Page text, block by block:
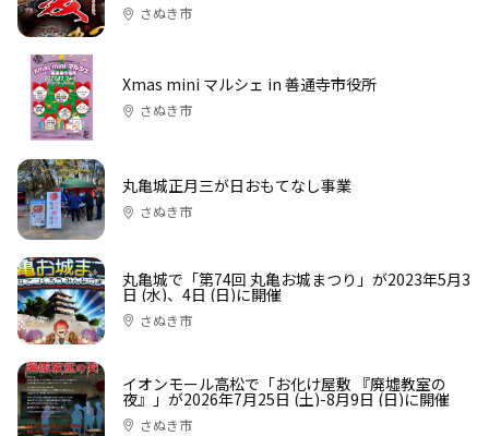
さぬき市
Xmas mini マルシェ in 善通寺市役所
さぬき市
丸亀城正月三が日おもてなし事業
さぬき市
丸亀城で「第74回 丸亀お城まつり」が2023年5月3
日 (水)、4日 (日)に開催
さぬき市
イオンモール高松で「お化け屋敷 『廃墟教室の
夜』」が2026年7月25日 (土)-8月9日 (日)に開催
さぬき市